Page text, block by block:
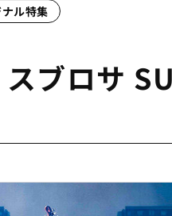
ル特集
スブロサ